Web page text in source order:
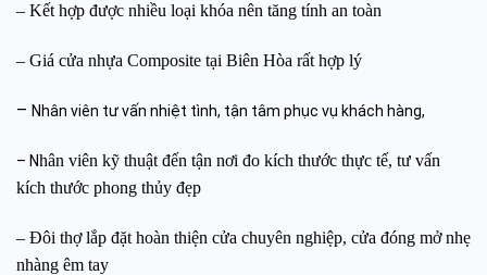
– Kết hợp được nhiều loại khóa nên tăng tính an toàn
– Giá cửa nhựa Composite tại Biên Hòa rất hợp lý
– Nhân viên tư vấn nhiệt tình, tận tâm phục vụ khách hàng,
– Nhân viên kỹ thuật đến tận nơi đo kích thước thực tế, tư vấn
kích thước phong thủy đẹp
– Đôi thợ lắp đặt hoàn thiện cửa chuyên nghiệp, cửa đóng mở nhẹ
nhàng êm tay